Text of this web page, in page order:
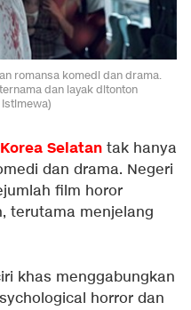
romansa komedi dan drama.
dan layak ditonton
Korea Selatan tak hanya
dan drama. Negeri
film horor
terutama menjelang
khas menggabungkan
horror dan